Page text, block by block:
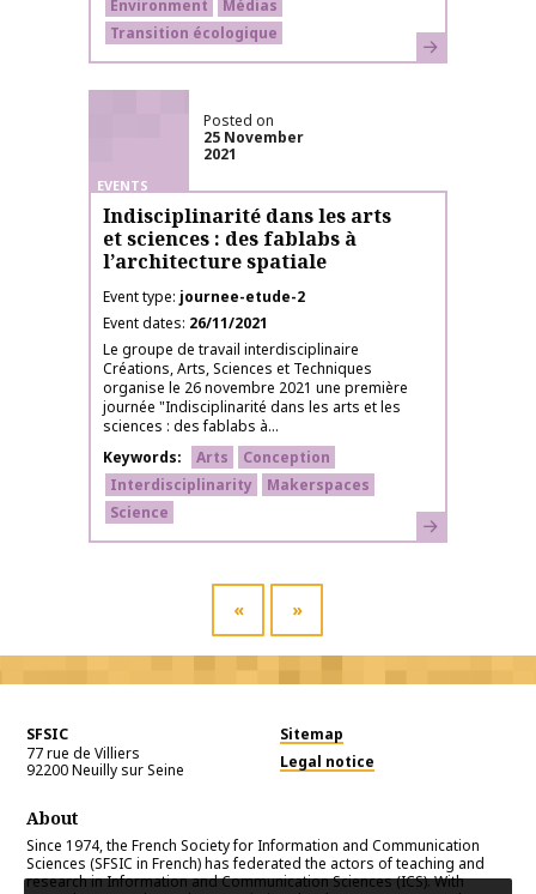
Environment
Médias
Transition écologique
Learn more
EVENTS
Posted on
25 November
2021
Indisciplinarité dans les arts
et sciences : des fablabs à
l’architecture spatiale
Event type journee-etude-2
Event dates 26/11/2021
Le groupe de travail interdisciplinaire
Créations, Arts, Sciences et Techniques
organise le 26 novembre 2021 une première
journée "Indisciplinarité dans les arts et les
sciences : des fablabs à...
Keywords
Arts
Conception
Interdisciplinarity
Makerspaces
Science
Learn more
« »
SFSIC
77 rue de Villiers
92200Neuilly sur Seine
Sitemap
Legal notice
About
Since 1974, the French Society for Information and Communication
Sciences (SFSIC in French) has federated the actors of teaching and
research in Information and Communication Sciences (ICS). With